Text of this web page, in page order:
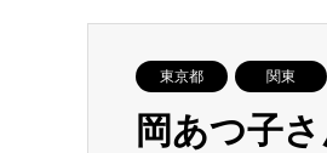
東京都 関東
岡あつ子